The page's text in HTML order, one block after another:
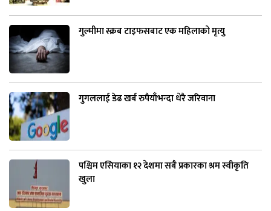
गुल्मीमा स्क्रब टाइफसबाट एक महिलाको मृत्यु
गुगललाई डेढ खर्ब रुपैयाँभन्दा धेरै जरिवाना
पश्चिम एसियाका १२ देशमा सबै प्रकारका श्रम स्वीकृति
खुला